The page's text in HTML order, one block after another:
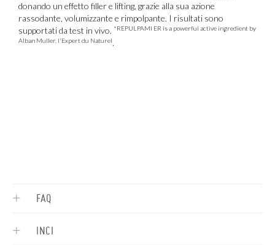
donando un effetto filler e lifting, grazie alla sua azione
rassodante, volumizzante e rimpolpante. I risultati sono
supportati da test in vivo. *REPULPAMI ER is a powerful active ingredient by
Alban Muller, l'Expert du Naturel.
FAQ
INCI